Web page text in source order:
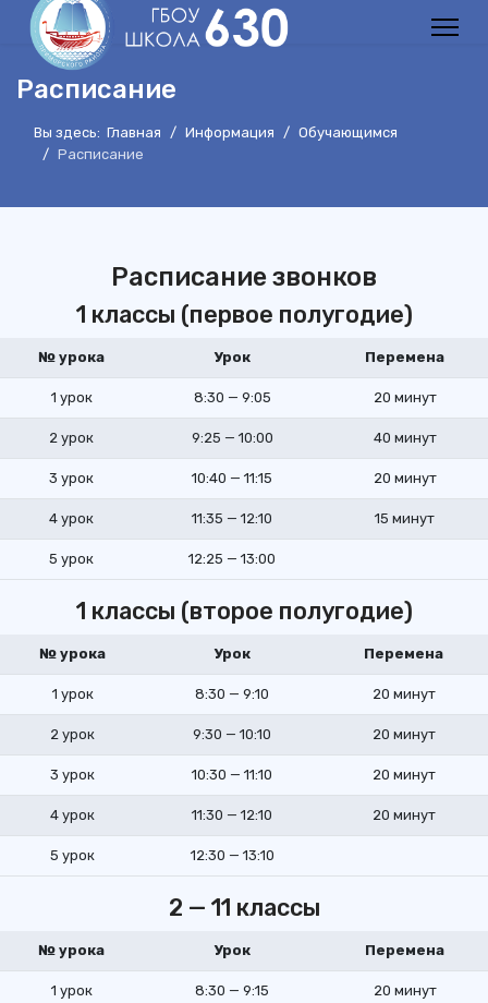
Расписание
Вы здесь: Главная Информация
Обучающимся
Расписание
Расписание звонков
1 классы (первое полугодие)
№ урока Урок Перемена
1 урок 8:30 — 9:05 20 минут
2 урок 9:25 — 10:00 40 минут
3 урок 10:40 — 11:15 20 минут
4 урок 11:35 — 12:10 15 минут
5 урок 12:25 — 13:00
1 классы (второе полугодие)
№ урока Урок Перемена
1 урок 8:30 — 9:10 20 минут
2 урок 9:30 — 10:10 20 минут
3 урок 10:30 — 11:10 20 минут
4 урок 11:30 — 12:10 20 минут
5 урок 12:30 — 13:10
2 — 11 классы
№ урока Урок Перемена
1 урок 8:30 — 9:15 20 минут